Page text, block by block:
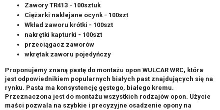
Zawory TR413 - 100sztuk
Ciężarki naklejane ocynk - 100szt
Wkład zaworu krótki - 100szt
nakrętki kapturki - 100szt
przeciągacz zaworów
wkrętak zaworu pojedyńczy
Proponujemy znaną pastę do montażu opon WULCAR WRC, która
jest odpowiednikiem popularnych białych past znajdujących się na
rynku. Pasta ma konsystencję gęstego, białego kremu.
Przeznaczona jest do montażu wszystkich rodzajów opon. Użycie
maści pozwala na szybkie i precyzyjne osadzenie opony na